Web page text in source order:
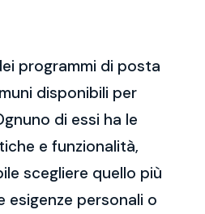
programmi di posta
disponibili per
di essi ha le
e funzionalità,
scegliere quello più
personali o